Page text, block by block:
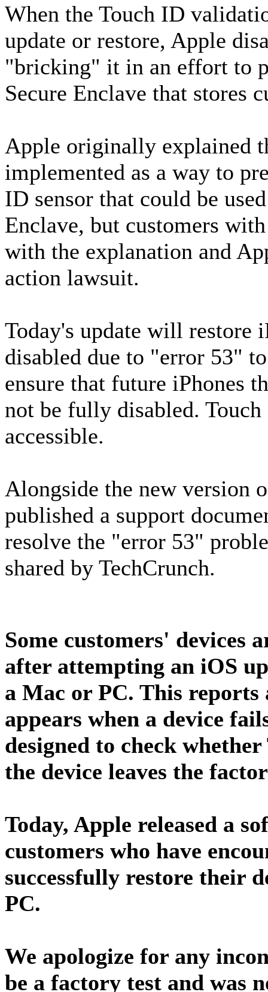
When the Touch ID
update or restore, Apple
"bricking" it in an effort to
Secure Enclave that stores
Apple originally explained
implemented as a way to
ID sensor that could be
Enclave, but customers
with the explanation and
action lawsuit.
Today's update will restore
disabled due to "error 53"
ensure that future iPhones
not be fully disabled.
accessible.
Alongside the new version
published a support
resolve the "error 53"
shared by TechCrunch.
Some customers' devices
after attempting an iOS
a Mac or PC. This
appears when a device
designed to check
the device leaves the
Today, Apple released a
customers who have
successfully restore their
PC.
We apologize for any
be a factory test and was